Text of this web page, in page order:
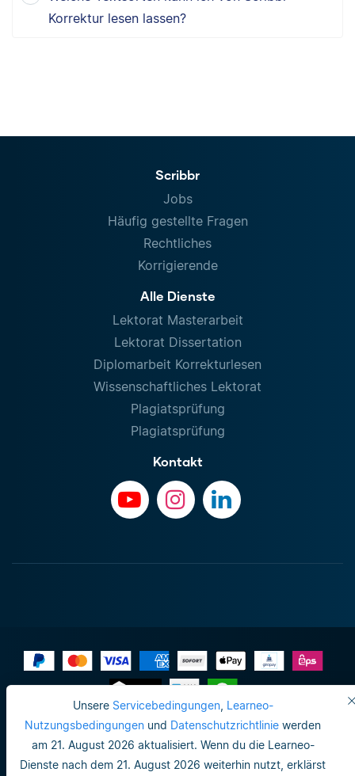
Unsere Servicebedingungen, Learneo-
Nutzungsbedingungen und Datenschutzrichtlinie werden
am 21. August 2026 aktualisiert. Wenn du die Learneo-
Dienste nach dem 21. August 2026 weiterhin nutzt, erklärst
Korrektur lesen lassen?
Scribbr
Jobs
Häufig gestellte Fragen
Rechtliches
Korrigierende
Alle Dienste
Lektorat Masterarbeit
Lektorat Dissertation
Diplomarbeit Korrekturlesen
Wissenschaftliches Lektorat
Plagiatsprüfung
Plagiatsprüfung
Kontakt
Impressum
Datenschutzrichtlinie